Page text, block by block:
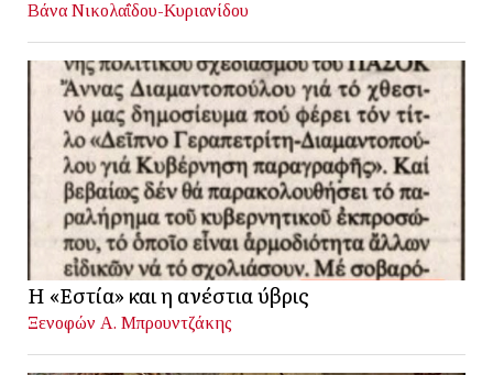
Βάνα Νικολαΐδου-Κυριανίδου
Η «Εστία» και η ανέστια ύβρις
Ξενοφών Α. Μπρουντζάκης